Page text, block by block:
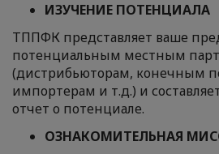
ИЗУЧЕНИЕ ПОТЕНЦИАЛА
ТППФК представляет ваше
потенциальным местным
(дистрибьюторам, конечным
импортерам и т.д.) и
отчет о потенциале.
ОЗНАКОМИТЕЛЬНАЯ